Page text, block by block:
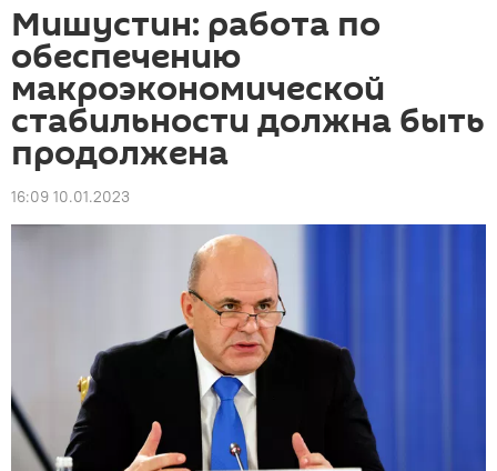
Мишустин: работа по
обеспечению
макроэкономической
стабильности должна быть
продолжена
16:09 10.01.2023